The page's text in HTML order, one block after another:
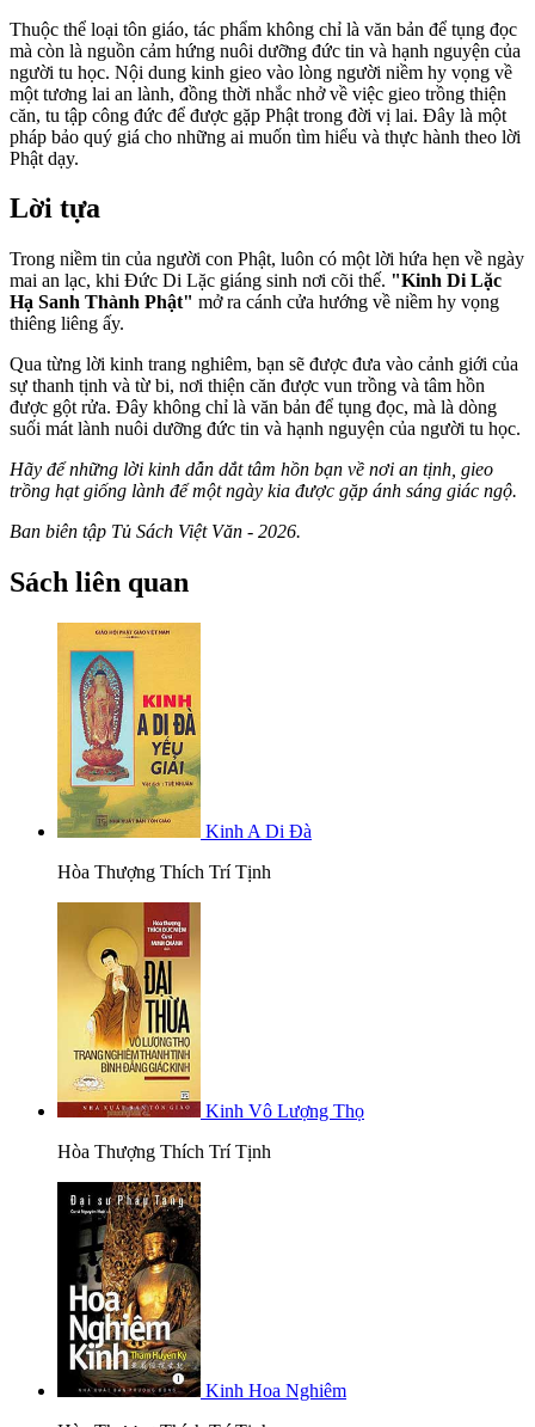
Thuộc thể loại tôn giáo, tác phẩm không chỉ là văn bản để tụng đọc
mà còn là nguồn cảm hứng nuôi dưỡng đức tin và hạnh nguyện của
người tu học. Nội dung kinh gieo vào lòng người niềm hy vọng về
một tương lai an lành, đồng thời nhắc nhở về việc gieo trồng thiện
căn, tu tập công đức để được gặp Phật trong đời vị lai. Đây là một
pháp bảo quý giá cho những ai muốn tìm hiểu và thực hành theo lời
Phật dạy.
Lời tựa
Trong niềm tin của người con Phật, luôn có một lời hứa hẹn về ngày
mai an lạc, khi Đức Di Lặc giáng sinh nơi cõi thế. "Kinh Di Lặc
Hạ Sanh Thành Phật" mở ra cánh cửa hướng về niềm hy vọng
thiêng liêng ấy.
Qua từng lời kinh trang nghiêm, bạn sẽ được đưa vào cảnh giới của
sự thanh tịnh và từ bi, nơi thiện căn được vun trồng và tâm hồn
được gột rửa. Đây không chỉ là văn bản để tụng đọc, mà là dòng
suối mát lành nuôi dưỡng đức tin và hạnh nguyện của người tu học.
Hãy để những lời kinh dẫn dắt tâm hồn bạn về nơi an tịnh, gieo
trồng hạt giống lành để một ngày kia được gặp ánh sáng giác ngộ.
Ban biên tập Tủ Sách Việt Văn - 2026.
Sách liên quan
Kinh A Di Đà
Hòa Thượng Thích Trí Tịnh
Kinh Vô Lượng Thọ
Hòa Thượng Thích Trí Tịnh
Kinh Hoa Nghiêm